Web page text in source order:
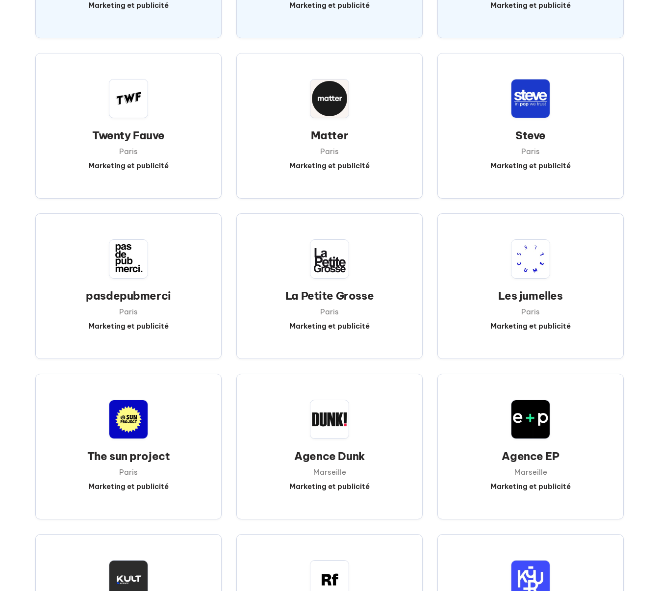
Marketing et publicité
Marketing et publicité
Marketing et publicité
Twenty Fauve
Paris
Marketing et publicité
Matter
Paris
Marketing et publicité
Steve
Paris
Marketing et publicité
pasdepubmerci
Paris
Marketing et publicité
La Petite Grosse
Paris
Marketing et publicité
Les jumelles
Paris
Marketing et publicité
The sun project
Paris
Marketing et publicité
Agence Dunk
Marseille
Marketing et publicité
Agence EP
Marseille
Marketing et publicité